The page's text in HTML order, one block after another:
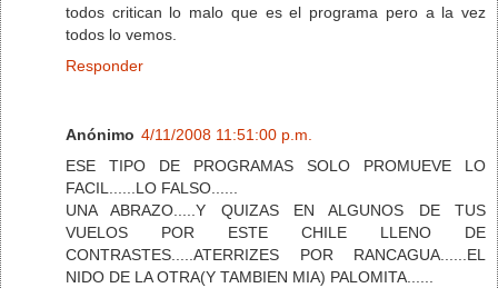
todos critican lo malo que es el programa pero a la vez
todos lo vemos.
Responder
Anónimo 4/11/2008 11:51:00 p.m.
ESE TIPO DE PROGRAMAS SOLO PROMUEVE LO
FACIL......LO FALSO......
UNA ABRAZO.....Y QUIZAS EN ALGUNOS DE TUS
VUELOS POR ESTE CHILE LLENO DE
CONTRASTES.....ATERRIZES POR RANCAGUA......EL
NIDO DE LA OTRA(Y TAMBIEN MIA) PALOMITA......